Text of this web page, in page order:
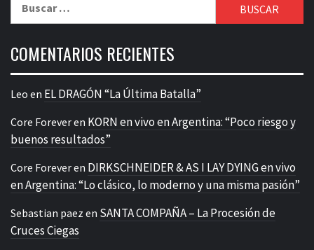
COMENTARIOS RECIENTES
Leo en EL DRAGÓN “La Última Batalla”
Core Foreveren KORN en vivo en Argentina: “Poco riesgo y
buenos resultados”
Core Foreveren DIRKSCHNEIDER & AS I LAY DYING en vivo
en Argentina: “Lo clásico, lo moderno y una misma pasión”
Sebastian paez en SANTA COMPAÑA – La Procesión de
Cruces Ciegas